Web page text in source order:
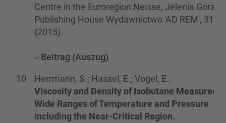
Centre in the Euroregion Neisse, Jelenia Gora:
Publishing House Wydawnictwo 'AD REM', 31-40
(2015).
Beitrag (Auszug)
10
Herrmann, S.; Hassel, E.; Vogel, E.:
Viscosity and Density of Isobutane Measured
Wide Ranges of Temperature and Pressure
Including the Near-Critical Region.